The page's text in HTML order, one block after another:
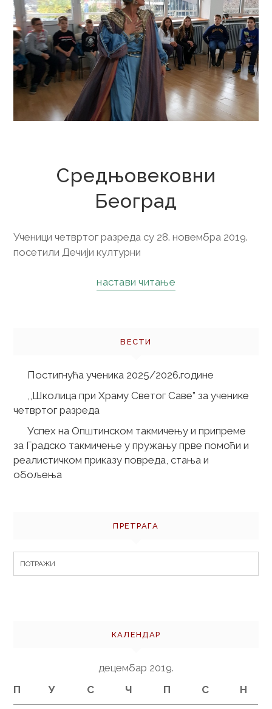
Средњовековни
Београд
Ученици четвртог разреда су 28. новембра 2019.
посетили Дечији културни
настави читање
ВЕСТИ
Постигнућа ученика 2025/2026.године
,,Школица при Храму Светог Саве” за ученике
четвртог разреда
Успех на Општинском такмичењу и припреме
за Градско такмичење у пружању прве помоћи и
реалистичком приказу повреда, стања и
обољења
ПРЕТРАГА
for:
КАЛЕНДАР
децембар 2019.
П
У С Ч П С Н